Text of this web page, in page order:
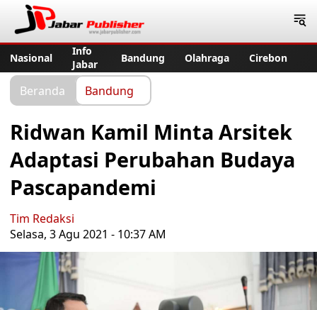
Nasional
Info
Jabar
Bandung Olahraga Cirebon
Beranda Bandung
Ridwan Kamil Minta Arsitek
Adaptasi Perubahan Budaya
Pascapandemi
Tim Redaksi
Selasa, 3 Agu 2021 - 10:37 AM